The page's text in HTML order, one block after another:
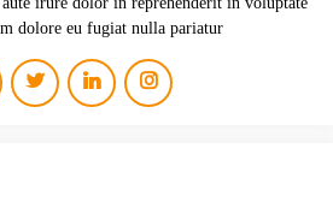
dolore eu fugiat nulla pariatur